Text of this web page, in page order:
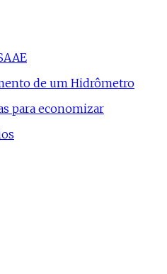
de um Hidrômetro
para economizar